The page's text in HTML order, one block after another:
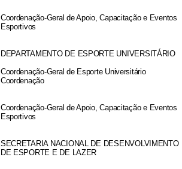
Coordenação-Geral de Apoio, Capacitação e Eventos
Esportivos
DEPARTAMENTO DE ESPORTE UNIVERSITÁRIO
Coordenação-Geral de Esporte Universitário
Coordenação
Coordenação-Geral de Apoio, Capacitação e Eventos
Esportivos
SECRETARIA NACIONAL DE DESENVOLVIMENTO
DE ESPORTE E DE LAZER